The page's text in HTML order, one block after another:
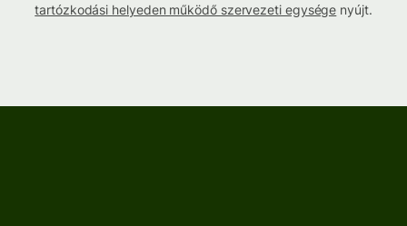
tartózkodási helyeden működő szervezeti egysége nyújt.